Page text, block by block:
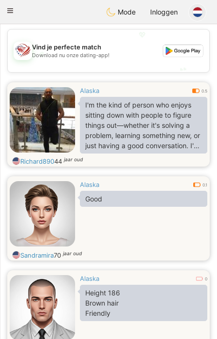
StatesDating
Toggle
Mode Inloggen
💖
💕
Vind je perfecte match
Download nu onze dating-app!
Alaska 0.5
I'm the kind of person who enjoys
sitting down with people to figure
things out—whether it's solving a
problem, learning something new, or
just having a good conversation. I'm
curious about almost everything,
from science and technology to
life. I'd be calm, patient, and a good
listener.
Richard89044jaar oud
Alaska 0.1
Good
Sandramira70jaar oud
Alaska 0
Height 186
Brown hair
Friendly